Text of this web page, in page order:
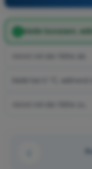
bleibt konstant,